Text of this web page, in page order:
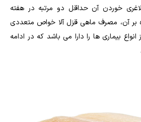
خوردن آن حداقل دو مرتبه در هفته
بر آن، مصرف ماهی قزل آلا خواص متعددی
بیماری ها را دارا می باشد که در ادامه